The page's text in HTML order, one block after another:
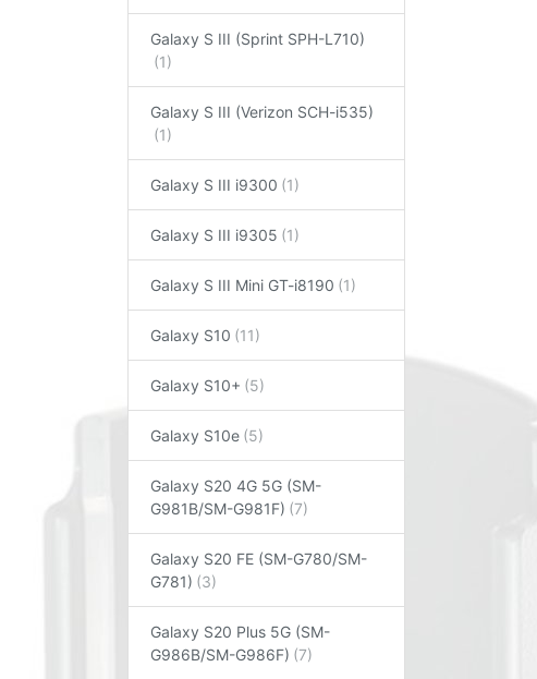
Galaxy S III (Sprint SPH-L710)
Galaxy S III (Verizon SCH-i535)
Galaxy S III i9300
Galaxy S III i9305
Galaxy S III Mini GT-i8190
Galaxy S10
Galaxy S10+
Galaxy S10e
Galaxy S20 4G 5G (SM-
G981B/SM-G981F)
Galaxy S20 FE (SM-G780/SM-
G781)
Galaxy S20 Plus 5G (SM-
G986B/SM-G986F)